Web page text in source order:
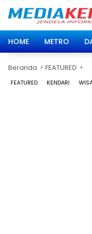
HOME
METRO
Beranda FEATURED
FEATURED KENDARI